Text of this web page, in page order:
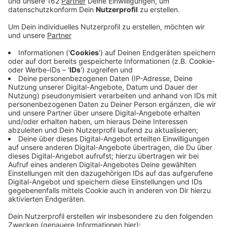
Anzeige
Im Kreis Wesel werden wieder hunderte mit
Geschenken bepackte Schuhkartons gesammelt. Bis
15. November können sie an vielen Sammelstellen
abgegeben werden - unter anderem in Wesel,
Dinslaken, Rheinberg, Kamp-Lintfort und Moers. Sie
werden dann für die bundesweite Aktion "Weihnachten
im Schuhkarton" an Kinder in Armutsregionen
geschickt. Bepackt werden die Kartons mit einem Mix
aus Spielzeug und Nützlichem.
HIER gibt es mehr Infos zum Packen und zu den
Sammelstellen.